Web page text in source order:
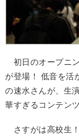
初日のオープニ
が登場！ 低音を活
の速水さんが、生
華すぎるコンテンツ
さすがは高校生